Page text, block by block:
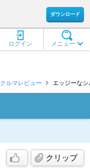
ダウンロード
メニュー
ログイン
クルマレビュー エッジーな
クリップ